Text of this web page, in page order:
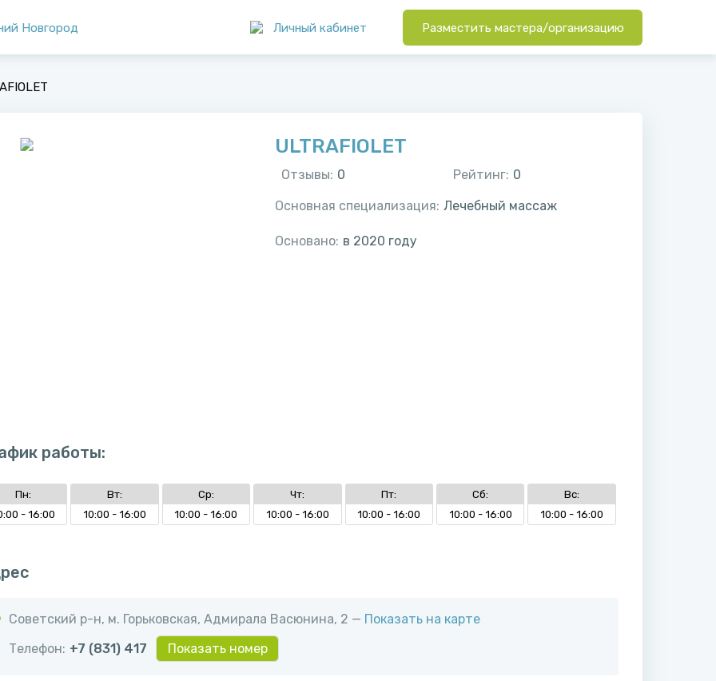
Новгород Личный кабинет Разместить мастера/организацию
ULTRAFIOLET
Отзывы: 0 Рейтинг: 0
Основная специализация: Лечебный массаж
Основано: в 2020 году
работы:
Пн:
- 16:00
Вт:
10:00 - 16:00
Ср:
10:00 - 16:00
Чт:
10:00 - 16:00
Пт:
10:00 - 16:00
Сб:
10:00 - 16:00
Вс:
10:00 - 16:00
Советский р-н, м. Горьковская, ​Адмирала Васюнина, 2 — Показать на карте
Телефон: +7 (831) 417 Показать номер